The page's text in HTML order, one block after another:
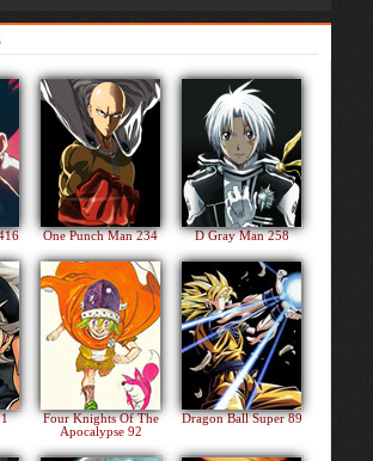
One Punch Man 234 D Gray Man 258
Four Knights Of The
Apocalypse 92
Dragon Ball Super 89